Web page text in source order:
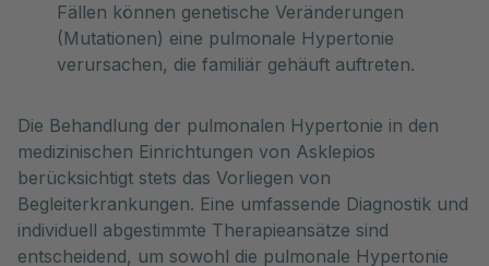
Fällen können genetische Veränderungen
(Mutationen) eine pulmonale Hypertonie
verursachen, die familiär gehäuft auftreten.
Die Behandlung der pulmonalen Hypertonie in den
medizinischen Einrichtungen von Asklepios
berücksichtigt stets das Vorliegen von
Begleiterkrankungen. Eine umfassende Diagnostik und
individuell abgestimmte Therapieansätze sind
entscheidend, um sowohl die pulmonale Hypertonie